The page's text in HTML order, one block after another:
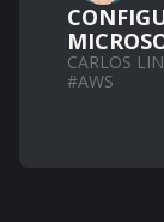
CARLOS
#AWS